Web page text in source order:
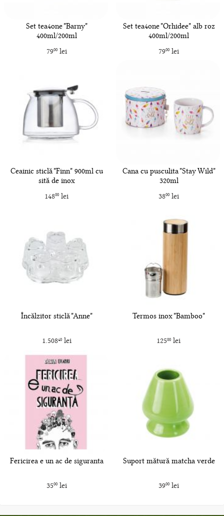
Set tea4one "Barny"
400ml/200ml
7900lei
Set tea4one "Orhidee" alb roz
400ml/200ml
7900lei
Ceainic sticlă "Finn" 900ml cu
sită de inox
14800 lei
Cana cu pusculita "Stay Wild"
320ml
3800lei
Încălzitor sticlă "Anne"
1.50840lei
Termos inox "Bamboo"
12500 lei
Fericirea e un ac de siguranta
3500lei
Suport mătură matcha verde
3900lei